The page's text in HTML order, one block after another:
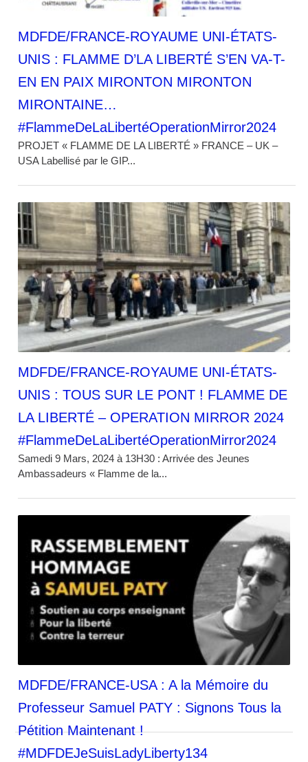
MDFDE/FRANCE-ROYAUME UNI-ÉTATS-
UNIS : FLAMME D’LA LIBERTÉ S’EN VA-T-
EN EN PAIX MIRONTON MIRONTON
MIRONTAINE…
#FlammeDeLaLibertéOperationMirror2024
PROJET « FLAMME DE LA LIBERTÉ » FRANCE – UK –
USA Labellisé par le GIP...
MDFDE/FRANCE-ROYAUME UNI-ÉTATS-
UNIS : TOUS SUR LE PONT ! FLAMME DE
LA LIBERTÉ – OPERATION MIRROR 2024
#FlammeDeLaLibertéOperationMirror2024
Samedi 9 Mars, 2024 à 13H30 : Arrivée des Jeunes
Ambassadeurs « Flamme de la...
MDFDE/FRANCE-USA : A la Mémoire du
Professeur Samuel PATY : Signons Tous la
Pétition Maintenant !
#MDFDEJeSuisLadyLiberty134